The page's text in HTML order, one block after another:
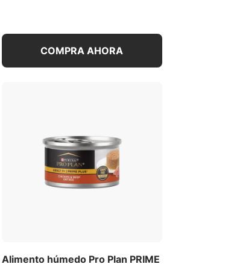
COMPRA AHORA
Alimento húmedo Pro Plan PRIME